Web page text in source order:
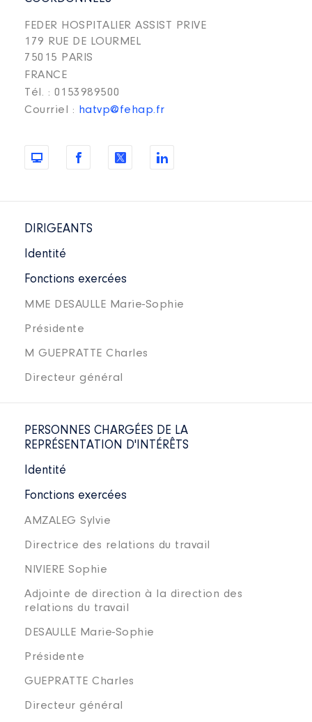
FEDER HOSPITALIER ASSIST PRIVE
179 RUE DE LOURMEL
75015 PARIS
FRANCE
Tél. : 0153989500
Courriel : hatvp@fehap.fr
DIRIGEANTS
Identité
Fonctions exercées
MME DESAULLE Marie-Sophie
Présidente
M GUEPRATTE Charles
Directeur général
PERSONNES CHARGÉES DE LA
REPRÉSENTATION D'INTÉRÊTS
Identité
Fonctions exercées
AMZALEG Sylvie
Directrice des relations du travail
NIVIERE Sophie
Adjointe de direction à la direction des
relations du travail
DESAULLE Marie-Sophie
Présidente
GUEPRATTE Charles
Directeur général